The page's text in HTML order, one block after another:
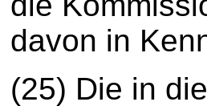
davon in
(25) Die in